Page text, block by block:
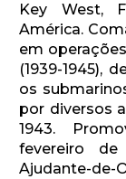
Key West,
América.
em
(1939-1945),
os
por diversos
1943.
fevereiro
Ajudante-